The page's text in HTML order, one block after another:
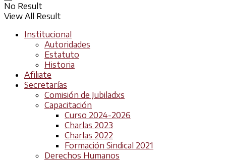
No Result
View All Result
Institucional
Autoridades
Estatuto
Historia
Afiliate
Secretarías
Comisión de Jubiladxs
Capacitación
Curso 2024-2026
Charlas 2023
Charlas 2022
Formación Sindical 2021
Derechos Humanos